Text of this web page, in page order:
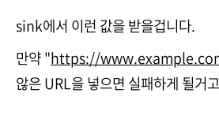
sink에서 이런 값을 받을겁니다.
만약 "https://
않은 URL을 넣으면 실패하게 될거